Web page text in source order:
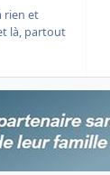
rien et
là, partout